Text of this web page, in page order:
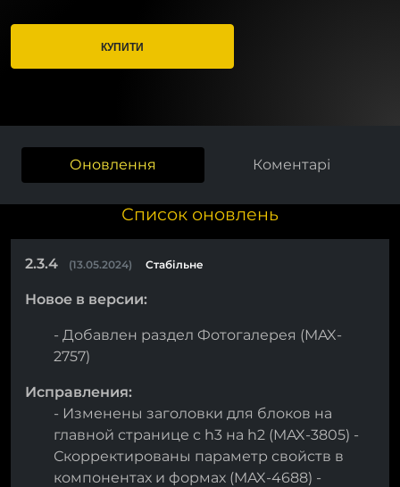
КУПИТИ
Оновлення Коментарі
Список оновлень
2.3.4 (13.05.2024) Стабільне
Новое в версии:
- Добавлен раздел Фотогалерея (MAX-
2757)
Исправления:
- Изменены заголовки для блоков на
главной странице с h3 на h2 (MAX-3805) -
Скорректированы параметр свойств в
компонентах и формах (MAX-4688) -